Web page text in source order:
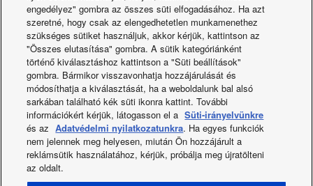
vízszintesen felszerelhető (H) és függőlegesen
felszerelhető (V) típus.
· Kompakt méretek az egyszerű felszereléshez, és
könnyen hozzáférhető panel a karbantartás és ellenőrzés
leegyszerűsítésére
Termék megtekintése
engedélyez" gombra az összes süti elfogadásához. Ha azt
szeretné, hogy csak az elengedhetetlen munkamenethez
szükséges sütiket használjuk, akkor kérjük, kattintson az
"Összes elutasítása" gombra. A sütik kategóriánként
történő kiválasztáshoz kattintson a "Süti beállítások"
gombra. Bármikor visszavonhatja hozzájárulását és
módosíthatja a kiválasztását, ha a weboldalunk bal alsó
sarkában található kék süti ikonra kattint. További
információkért kérjük, látogasson el a Süti-irányelvünkre
és az Adatvédelmi nyilatkozatunkra. Ha egyes funkciók
nem jelennek meg helyesen, miután Ön hozzájárult a
reklámsütik használatához, kérjük, próbálja meg újratölteni
az oldalt.